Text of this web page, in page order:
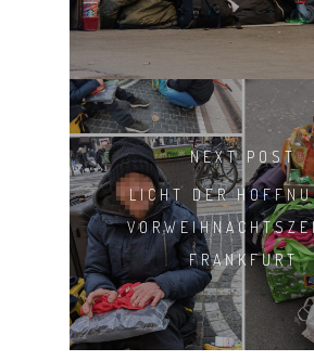
NEXT POST
LICHT DER
FRANKFURT